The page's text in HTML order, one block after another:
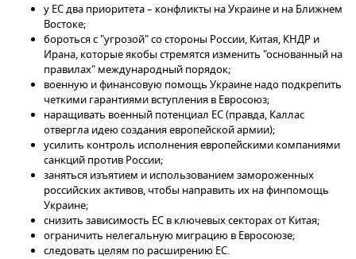
у ЕС два приоритета – конфликты на Украине и на Ближнем
Востоке;
бороться с "угрозой" со стороны России, Китая, КНДР и
Ирана, которые якобы стремятся изменить "основанный на
правилах" международный порядок;
военную и финансовую помощь Украине надо подкрепить
четкими гарантиями вступления в Евросоюз;
наращивать военный потенциал ЕС (правда, Каллас
отвергла идею создания европейской армии);
усилить контроль исполнения европейскими компаниями
санкций против России;
заняться изъятием и использованием замороженных
российских активов, чтобы направить их на финпомощь
Украине;
снизить зависимость ЕС в ключевых секторах от Китая;
ограничить нелегальную миграцию в Евросоюзе;
следовать целям по расширению ЕС.